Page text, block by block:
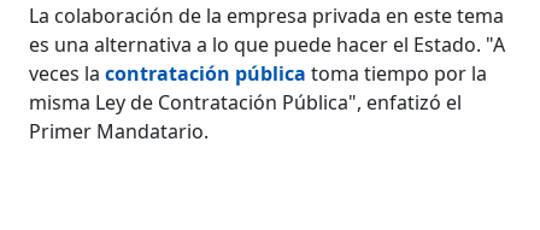
La colaboración de la empresa privada en este tema
es una alternativa a lo que puede hacer el Estado. "A
veces lacontratación pública toma tiempo por la
misma Ley de Contratación Pública", enfatizó el
Primer Mandatario.